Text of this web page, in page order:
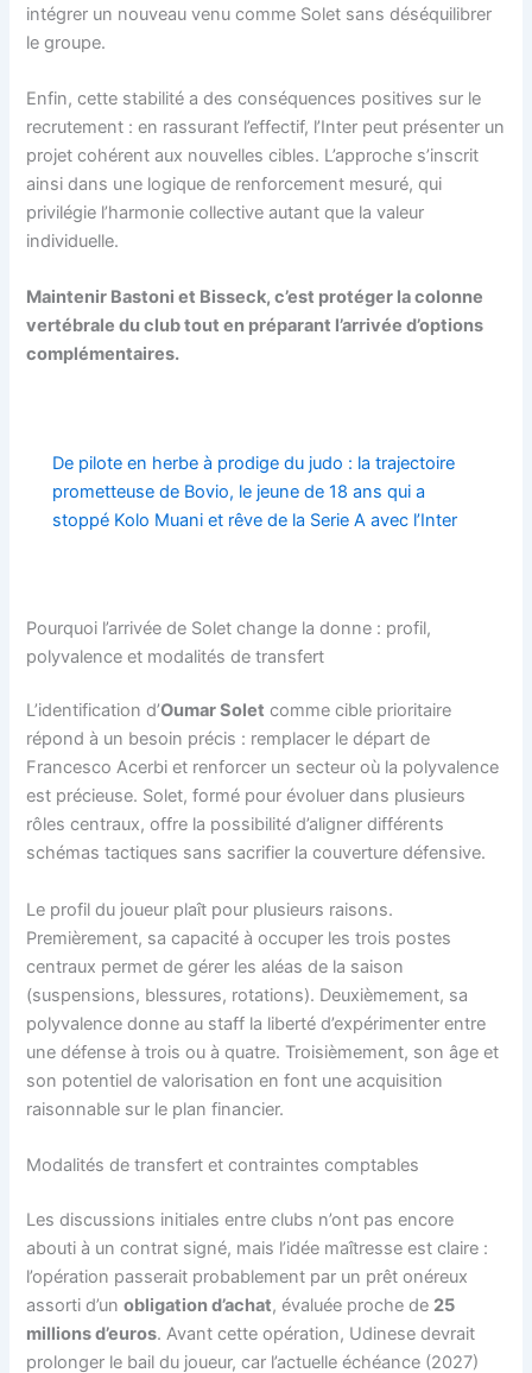
intégrer un nouveau venu comme Solet sans déséquilibrer
le groupe.
Enfin, cette stabilité a des conséquences positives sur le
recrutement : en rassurant l’effectif, l’Inter peut présenter un
projet cohérent aux nouvelles cibles. L’approche s’inscrit
ainsi dans une logique de renforcement mesuré, qui
privilégie l’harmonie collective autant que la valeur
individuelle.
Maintenir Bastoni et Bisseck, c’est protéger la colonne
vertébrale du club tout en préparant l’arrivée d’options
complémentaires.
De pilote en herbe à prodige du judo : la trajectoire
prometteuse de Bovio, le jeune de 18 ans qui a
stoppé Kolo Muani et rêve de la Serie A avec l’Inter
Pourquoi l’arrivée de Solet change la donne : profil,
polyvalence et modalités de transfert
L’identification d’Oumar Solet comme cible prioritaire
répond à un besoin précis : remplacer le départ de
Francesco Acerbi et renforcer un secteur où la polyvalence
est précieuse. Solet, formé pour évoluer dans plusieurs
rôles centraux, offre la possibilité d’aligner différents
schémas tactiques sans sacrifier la couverture défensive.
Le profil du joueur plaît pour plusieurs raisons.
Premièrement, sa capacité à occuper les trois postes
centraux permet de gérer les aléas de la saison
(suspensions, blessures, rotations). Deuxièmement, sa
polyvalence donne au staff la liberté d’expérimenter entre
une défense à trois ou à quatre. Troisièmement, son âge et
son potentiel de valorisation en font une acquisition
raisonnable sur le plan financier.
Modalités de transfert et contraintes comptables
Les discussions initiales entre clubs n’ont pas encore
abouti à un contrat signé, mais l’idée maîtresse est claire :
l’opération passerait probablement par un prêt onéreux
assorti d’unobligation d’achat, évaluée proche de 25
millions d’euros. Avant cette opération, Udinese devrait
prolonger le bail du joueur, car l’actuelle échéance (2027)